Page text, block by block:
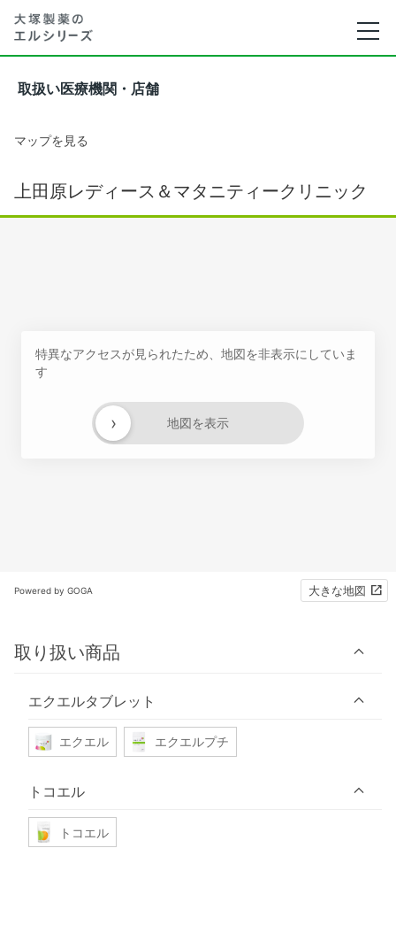
取扱い医療機関・店舗
マップを見る
上田原レディース＆マタニティークリニック
特異なアクセスが見られたため、地図を非表示にしていま
す
地図を表示
›
Powered by GOGA 大きな地図
取り扱い商品
エクエルタブレット
エクエル エクエルプチ
トコエル
トコエル